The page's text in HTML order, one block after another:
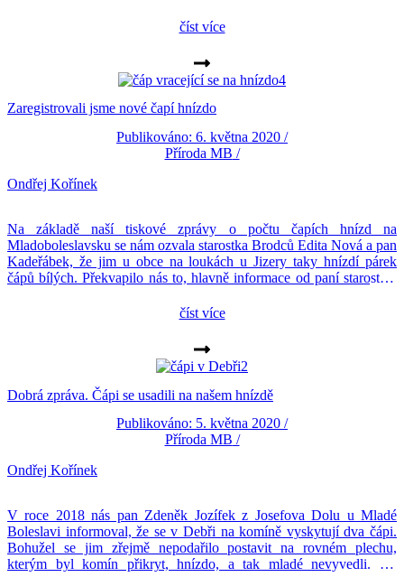
Boleslavi nacházejí hnízda u prodejny koberců Breno, u […]
číst více
Zaregistrovali jsme nové čapí hnízdo
Publikováno: 6. května 2020 /
Příroda MB /
Ondřej Kořínek
Na základě naší tiskové zprávy o počtu čapích hnízd na
Mladoboleslavsku se nám ozvala starostka Brodců Edita Nová a pan
Kadeřábek, že jim u obce na loukách u Jizery taky hnízdí párek
čápů bílých. Překvapilo nás to, hlavně informace od paní starostky,
instalovaném sloupu. Informaci […]
číst více
Dobrá zpráva. Čápi se usadili na našem hnízdě
Publikováno: 5. května 2020 /
Příroda MB /
Ondřej Kořínek
V roce 2018 nás pan Zdeněk Jozífek z Josefova Dolu u Mladé
Boleslavi informoval, že se v Debři na komíně vyskytují dva čápi.
Bohužel se jim zřejmě nepodařilo postavit na rovném plechu,
kterým byl komín přikryt, hnízdo, a tak mladé nevyvedli. Na